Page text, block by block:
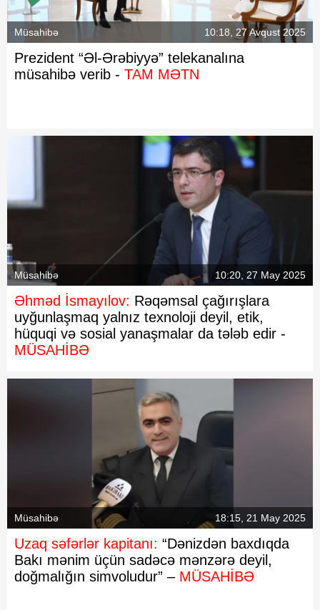
Müsahibə 10:18, 27 Avqust 2025
Prezident “Əl-Ərəbiyyə” telekanalına
müsahibə verib - TAM MƏTN
Müsahibə 10:20, 27 May 2025
Əhməd İsmayılov: Rəqəmsal çağırışlara
uyğunlaşmaq yalnız texnoloji deyil, etik,
hüquqi və sosial yanaşmalar da tələb edir -
MÜSAHİBƏ
Müsahibə 18:15, 21 May 2025
Uzaq səfərlər kapitanı: “Dənizdən baxdıqda
Bakı mənim üçün sadəcə mənzərə deyil,
doğmalığın simvoludur” – MÜSAHİBƏ